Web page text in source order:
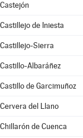
Castejón
Castillejo de Iniesta
Castillejo-Sierra
Castillo-Albaráñez
Castillo de Garcimuñoz
Cervera del Llano
Chillarón de Cuenca